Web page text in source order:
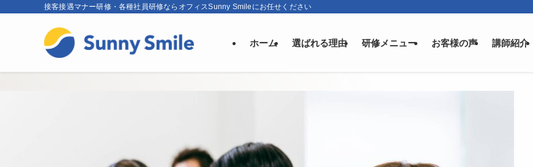
接客接遇マナー研修・各種社員研修ならオフィスSunny Smileにお任せください
ホーム 選ばれる理由 研修メニュー お客様の声 講師紹介